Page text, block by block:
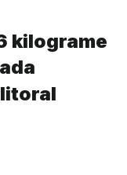
kilograme